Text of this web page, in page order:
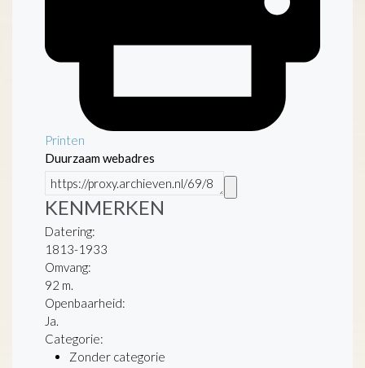
Printen
Duurzaam webadres
KENMERKEN
Datering:
1813-1933
Omvang:
92 m.
Openbaarheid:
Ja.
Categorie:
Zonder categorie